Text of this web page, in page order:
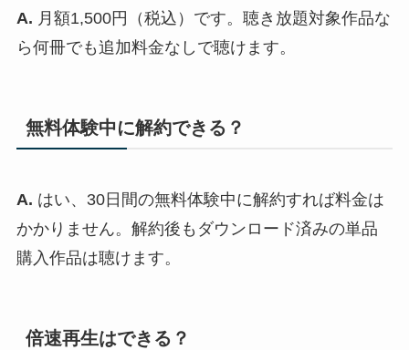
A. 月額1,500円（税込）です。聴き放題対象作品な
ら何冊でも追加料金なしで聴けます。
無料体験中に解約できる？
A. はい、30日間の無料体験中に解約すれば料金は
かかりません。解約後もダウンロード済みの単品
購入作品は聴けます。
倍速再生はできる？